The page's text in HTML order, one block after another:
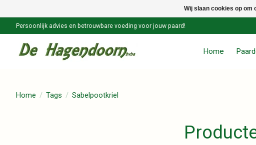
Persoonlijk advies en betrouwbare voeding voor jouw paard!
Home
Home / Tags / Sabelpootkriel
Wij slaan cookies op om